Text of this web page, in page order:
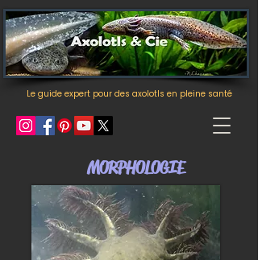
Le guide expert pour des axolotls en pleine santé
MORPHOLOGIE